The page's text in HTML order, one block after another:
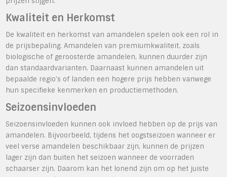
Kwaliteit en Herkomst
De kwaliteit en herkomst van amandelen spelen ook een rol in
de prijsbepaling. Amandelen van premiumkwaliteit, zoals
biologische of geroosterde amandelen, kunnen duurder zijn
dan standaardvarianten. Daarnaast kunnen amandelen uit
bepaalde regio’s of landen een hogere prijs hebben vanwege
hun specifieke kenmerken en productiemethoden.
Seizoensinvloeden
Seizoensinvloeden kunnen ook invloed hebben op de prijs van
amandelen. Bijvoorbeeld, tijdens het oogstseizoen wanneer er
veel verse amandelen beschikbaar zijn, kunnen de prijzen
lager zijn dan buiten het seizoen wanneer de voorraden
schaarser zijn. Daarom kan het lonend zijn om op het juiste